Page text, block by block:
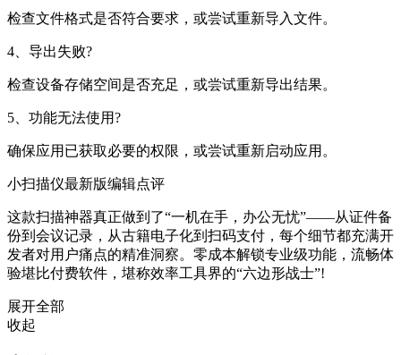
检查文件格式是否符合要求，或尝试重新导入文件。
4、导出失败?
检查设备存储空间是否充足，或尝试重新导出结果。
5、功能无法使用?
确保应用已获取必要的权限，或尝试重新启动应用。
小扫描仪最新版编辑点评
这款扫描神器真正做到了“一机在手，办公无忧”——从证件备
份到会议记录，从古籍电子化到扫码支付，每个细节都充满开
发者对用户痛点的精准洞察。零成本解锁专业级功能，流畅体
验堪比付费软件，堪称效率工具界的“六边形战士”!
展开全部
收起